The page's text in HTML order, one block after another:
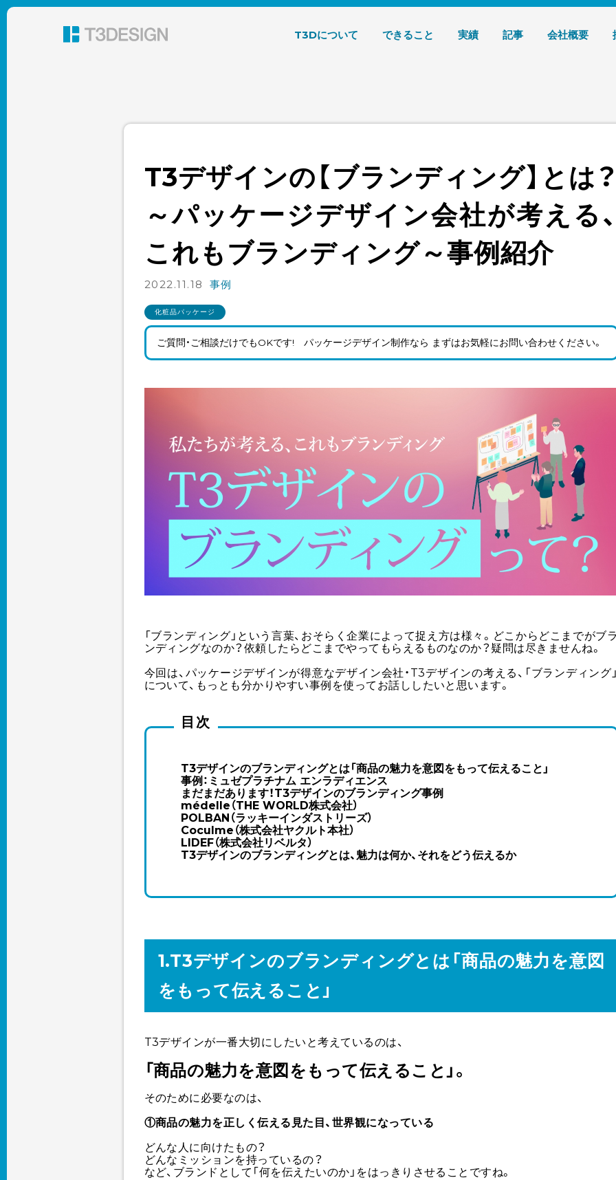
東京都渋谷のパッケージデザイン・グラフィックデザイン 株式会社T3デザイン
T3Dについて できること 実績 記事 会社概要
T3デザインの【ブランディング】とは
～パッケージデザイン会社が考える
これもブランディング～事例紹介
2022.11.18 事例
化粧品パッケージ
ご質問・ご相談だけでもOKです! パッケージデザイン制作なら まずはお気軽にお問い合わせください。
「ブランディング」という言葉、おそらく企業によって捉え方は様々。どこからどこまでがブ
ンディングなのか？依頼したらどこまでやってもらえるものなのか？疑問は尽きませんね。
今回は、パッケージデザインが得意なデザイン会社・ T3デザインの考える、「 ブランディング
について、もっとも分かりやすい事例を使ってお話ししたいと思います。
目次
T3デザインのブランディングとは「商品の魅力を意図をもって伝えること」
事例：ミュゼプラチナム エンラディエンス
まだまだあります！T3デザインのブランディング事例
médelle（THE WORLD株式会社）
POLBAN（ラッキーインダストリーズ）
Coculme（株式会社ヤクルト本社）
LIDEF（株式会社リベルタ）
T3デザインのブランディングとは、魅力は何か、それをどう伝えるか
1.T3デザインのブランディングとは「商品の魅力を意図
をもって伝えること」
T3デザインが一番大切にしたいと考えているのは、
「商品の魅力を意図をもって伝えること」。
そのために必要なのは、
①商品の魅力を正しく伝える見た目、世界観になっている
どんな人に向けたもの？
どんなミッションを持っているの？
など、ブランドとして「何を伝えたいのか」をはっきりさせることですね。